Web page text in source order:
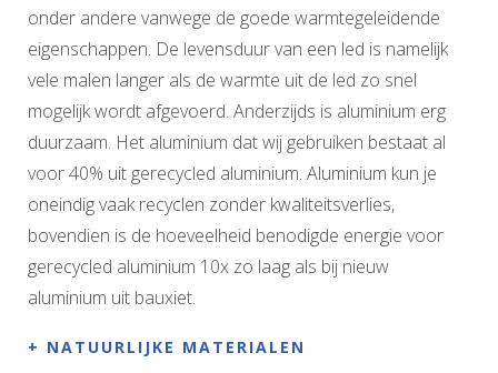
onder andere vanwege de goede warmtegeleidende
eigenschappen. De levensduur van een led is namelijk
vele malen langer als de warmte uit de led zo snel
mogelijk wordt afgevoerd. Anderzijds is aluminium erg
duurzaam. Het aluminium dat wij gebruiken bestaat al
voor 40% uit gerecycled aluminium. Aluminium kun je
oneindig vaak recyclen zonder kwaliteitsverlies,
bovendien is de hoeveelheid benodigde energie voor
gerecycled aluminium 10x zo laag als bij nieuw
aluminium uit bauxiet.
+ NATUURLIJKE MATERIALEN